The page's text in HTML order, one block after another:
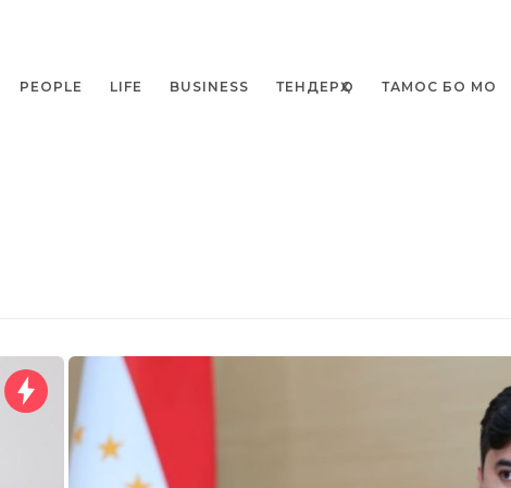
PEOPLE LIFE BUSINESS ТЕНДЕРҲО ТАМОС БО МО